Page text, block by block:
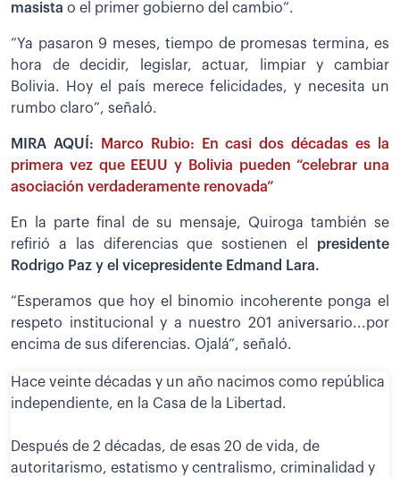
masista o el primer gobierno del cambio”.
“Ya pasaron 9 meses, tiempo de promesas termina, es
hora de decidir, legislar, actuar, limpiar y cambiar
Bolivia. Hoy el país merece felicidades, y necesita un
rumbo claro”, señaló.
MIRA AQUÍ:
Marco Rubio: En casi dos décadas es la
primera vez que EEUU y Bolivia pueden “celebrar una
asociación verdaderamente renovada”
En la parte final de su mensaje, Quiroga también se
refirió a las diferencias que sostienen el
presidente
Rodrigo Paz y el vicepresidente Edmand Lara.
“Esperamos que hoy el binomio incoherente ponga el
respeto institucional y a nuestro 201 aniversario...por
encima de sus diferencias. Ojalá”, señaló.
Hace veinte décadas y un año nacimos como república
independiente, en la Casa de la Libertad.
Después de 2 décadas, de esas 20 de vida, de
autoritarismo, estatismo y centralismo, criminalidad y